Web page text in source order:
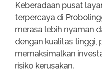
Keberadaan pusat
terpercaya di
merasa lebih nyaman
dengan kualitas tinggi,
memaksimalkan
risiko kerusakan.